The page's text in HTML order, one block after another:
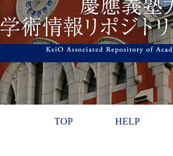
TOP HELP